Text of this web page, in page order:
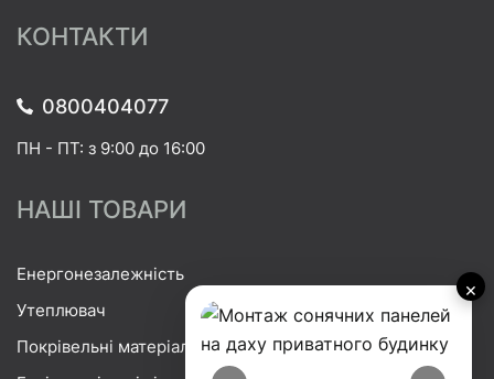
×
КОНТАКТИ
0800404077
ПН - ПТ: з 9:00 до 16:00
НАШІ ТОВАРИ
Енергонезалежність
Утеплювач
Покрівельні матеріали